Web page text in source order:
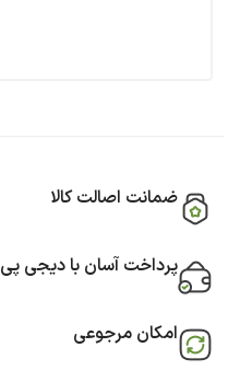
ضمانت اصالت کالا
پرداخت آسان با دیجی پی
امکان مرجوعی